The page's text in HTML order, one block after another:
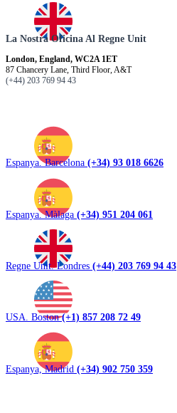
La Nostra Oficina Al Regne Unit
London, England, WC2A 1ET
87 Chancery Lane, Third Floor, A&T
(+44) 203 769 94 43
Espanya. Barcelona (+34) 93 018 6626
Espanya. Màlaga (+34) 951 204 061
Regne Unit. Londres (+44) 203 769 94 43
USA. Boston(+1) 857 208 72 49
Espanya, Madrid (+34) 902 750 359